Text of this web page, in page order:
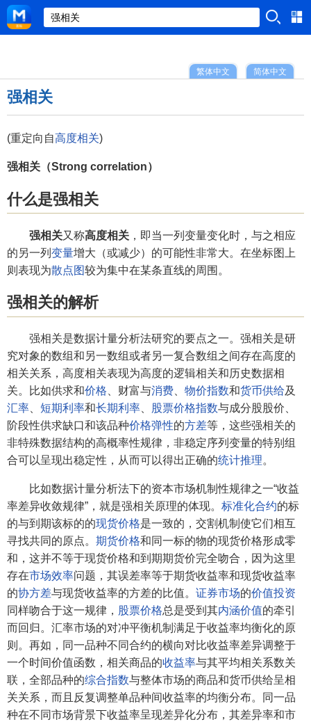
简体中文
繁体中文
强相关
(重定向自高度相关)
强相关（Strong correlation）
什么是强相关
强相关又称高度相关 ，即当一列变量变化时，与之相应
的另一列 变量增大（或减少）的可能性非常大。在坐标图上
则表现为散点图较为集中在某条直线的周围。
强相关的解析
强相关是数据计量分析法研究的要点之一。强相关是研
究对象的数组和另一数组或者另一复合数组之间存在高度的
相关关系，高度相关表现为高度的逻辑相关和历史数据相
关。比如供求和价格 、财富与消费 物价指数和货币供给及
汇率
短期利率和长期利率 股票价格指数与成分股股价、
阶段性供求缺口和该品种价格弹性的方差等，这些强相关的
非特殊数据结构的高概率性规律，非稳定序列变量的特别组
合可以呈现出稳定性，从而可以得出正确的统计推理。
比如数据计量分析法下的资本市场机制性规律之一“收益
率差异收敛规律”，就是强相关原理的体现。 标准化合约的标
的与到期该标的的现货价格是一致的，交割机制使它们相互
寻找共同的原点。 期货价格和同一标的物的现货价格形成零
和，这并不等于现货价格和到期期货价完全吻合，因为这里
存在市场效率问题，其误差率等于期货收益率和现货收益率
的协方差与现货收益率的方差的比值。 证券市场的价值投资
同样吻合于这一规律， 股票价格总是受到其内涵价值的牵引
而回归。汇率市场的对冲平衡机制满足于收益率均衡化的原
则。再如，同一品种不同合约的横向对比收益率差异调整于
一个时间价值函数，相关商品的收益率与其平均相关系数关
联，全部品种的综合指数与整体市场的商品和货币供给呈相
关关系，而且反复调整单品种间收益率的均衡分布。同一品
种在不同市场背景下收益率呈现差异化分布，其差异率和市